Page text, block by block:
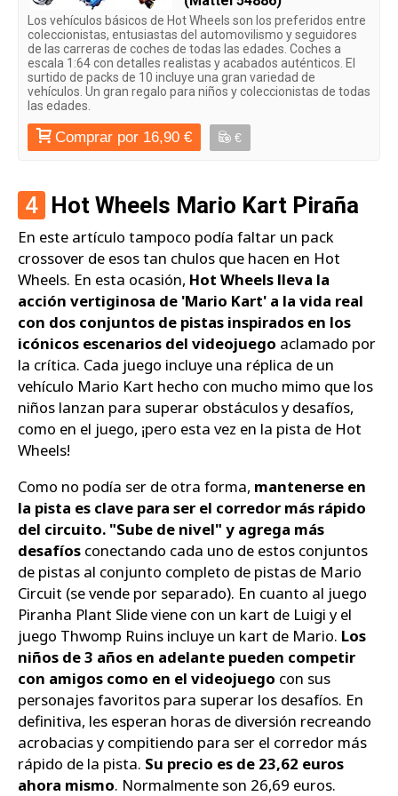
Los vehículos básicos de Hot Wheels son los preferidos entre
coleccionistas, entusiastas del automovilismo y seguidores
de las carreras de coches de todas las edades. Coches a
escala 1:64 con detalles realistas y acabados auténticos. El
surtido de packs de 10 incluye una gran variedad de
vehículos. Un gran regalo para niños y coleccionistas de todas
las edades.
Comprar por 16,90 € €
4 Hot Wheels Mario Kart Piraña
En este artículo tampoco podía faltar un pack
crossover de esos tan chulos que hacen en Hot
Wheels. En esta ocasión, Hot Wheels lleva la
acción vertiginosa de 'Mario Kart' a la vida real
con dos conjuntos de pistas inspirados en los
icónicos escenarios del videojuego aclamado por
la crítica. Cada juego incluye una réplica de un
vehículo Mario Kart hecho con mucho mimo que los
niños lanzan para superar obstáculos y desafíos,
como en el juego, ¡pero esta vez en la pista de Hot
Wheels!
Como no podía ser de otra forma, mantenerse en
la pista es clave para ser el corredor más rápido
del circuito. "Sube de nivel" y agrega más
desafíos conectando cada uno de estos conjuntos
de pistas al conjunto completo de pistas de Mario
Circuit (se vende por separado). En cuanto al juego
Piranha Plant Slide viene con un kart de Luigi y el
juego Thwomp Ruins incluye un kart de Mario. Los
niños de 3 años en adelante pueden competir
con amigos como en el videojuego con sus
personajes favoritos para superar los desafíos. En
definitiva, les esperan horas de diversión recreando
acrobacias y compitiendo para ser el corredor más
rápido de la pista. Su precio es de 23,62 euros
ahora mismo. Normalmente son 26,69 euros.